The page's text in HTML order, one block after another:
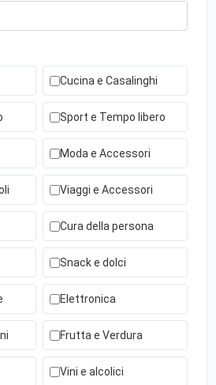
Cucina e Casalinghi
Sport e Tempo libero
Moda e Accessori
Viaggi e Accessori
Cura della persona
Snack e dolci
Elettronica
Frutta e Verdura
Vini e alcolici